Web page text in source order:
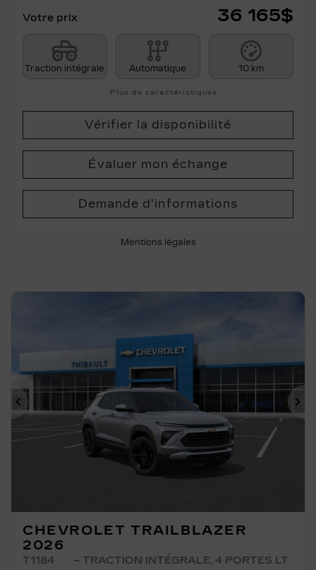
Votre prix 36 165$
Traction intégrale Automatique 10 km
Plus de caractéristiques
Vérifier la disponibilité
Évaluer mon échange
Demande d'informations
Mentions légales
Précédent
CHEVROLET TRAILBLAZER
2026
T1184 – TRACTION INTÉGRALE, 4 PORTES LT